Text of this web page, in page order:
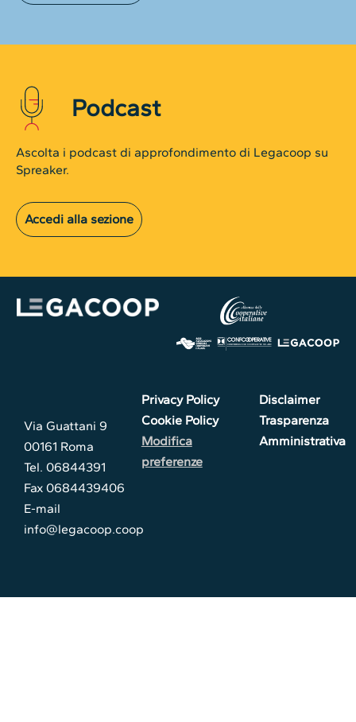
Podcast
Ascolta i podcast di approfondimento di Legacoop su
Spreaker.
Accedi alla sezione
Via Guattani 9
00161 Roma
Tel. 06844391
Fax 0684439406
E-mail
info@legacoop.coop
Privacy Policy
Cookie Policy
Modifica
preferenze
Disclaimer
Trasparenza
Amministrativa